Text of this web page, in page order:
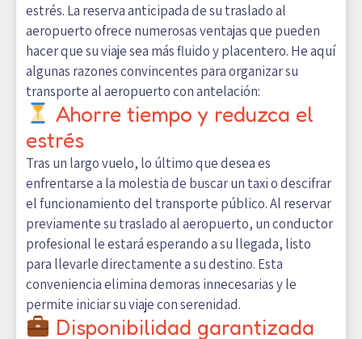
estrés. La reserva anticipada de su traslado al
aeropuerto ofrece numerosas ventajas que pueden
hacer que su viaje sea más fluido y placentero. He aquí
algunas razones convincentes para organizar su
transporte al aeropuerto con antelación:
Ahorre tiempo y reduzca el
estrés
Tras un largo vuelo, lo último que desea es
enfrentarse a la molestia de buscar un taxi o descifrar
el funcionamiento del transporte público. Al reservar
previamente su traslado al aeropuerto, un conductor
profesional le estará esperando a su llegada, listo
para llevarle directamente a su destino. Esta
conveniencia elimina demoras innecesarias y le
permite iniciar su viaje con serenidad.
Disponibilidad garantizada